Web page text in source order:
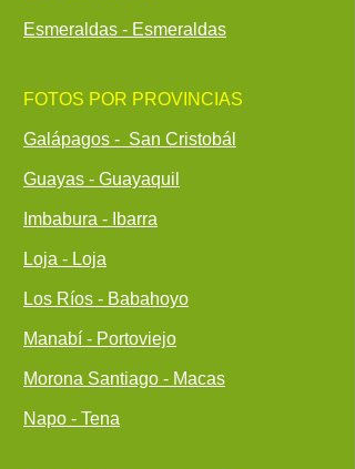
FOTOS POR PROVINCIAS
Galápagos - San Cristobál
Guayas - Guayaquil
Imbabura - Ibarra
Loja - Loja
Los Ríos - Babahoyo
Manabí - Portoviejo
Morona Santiago - Macas
Napo - Tena
Esmeraldas - Esmeraldas